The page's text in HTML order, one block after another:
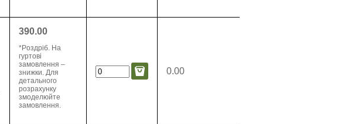
390.00
*Pоздріб. На
гуртові
замовлення –
знижки. Для
детального
розрахунку
змоделюйте
замовлення.
0.00